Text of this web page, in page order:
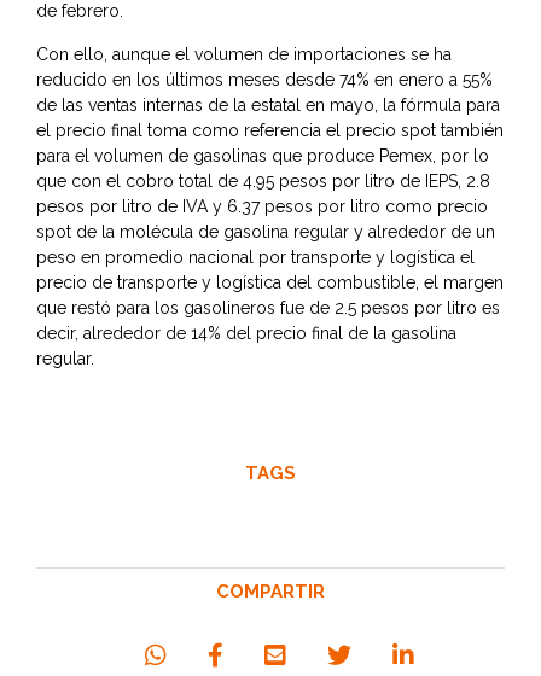
de febrero.
Con ello, aunque el volumen de importaciones se ha
reducido en los últimos meses desde 74% en enero a 55%
de las ventas internas de la estatal en mayo, la fórmula para
el precio final toma como referencia el precio spot también
para el volumen de gasolinas que produce Pemex, por lo
que con el cobro total de 4.95 pesos por litro de IEPS, 2.8
pesos por litro de IVA y 6.37 pesos por litro como precio
spot de la molécula de gasolina regular y alrededor de un
peso en promedio nacional por transporte y logística el
precio de transporte y logística del combustible, el margen
que restó para los gasolineros fue de 2.5 pesos por litro es
decir, alrededor de 14% del precio final de la gasolina
regular.
TAGS
COMPARTIR